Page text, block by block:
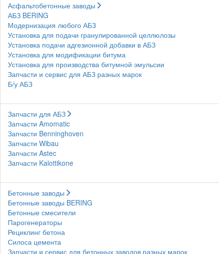
Асфальтобетонные заводы
АБЗ BERING
Модернизация любого АБЗ
Установка для подачи гранулированной целлюлозы
Установка подачи адгезионной добавки в АБЗ
Установка для модификации битума
Установка для производства битумной эмульсии
Запчасти и сервис для АБЗ разных марок
Б/у АБЗ
Запчасти для АБЗ
Запчасти Amomatic
Запчасти Benninghoven
Запчасти Wibau
Запчасти Astec
Запчасти Kalottikone
Бетонные заводы
Бетонные заводы BERING
Бетонные смесители
Парогенераторы
Рециклинг бетона
Силоса цемента
Запчасти и сервис для бетонных заводов разных марок